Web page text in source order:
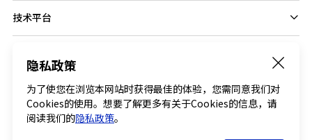
隐私政策
为了使您在浏览本网站时获得最佳的体验，您需同意我们对
Cookies的使用。想要了解更多有关于Cookies的信息，请
阅读我们的隐私政策。
技术平台
Follow us on